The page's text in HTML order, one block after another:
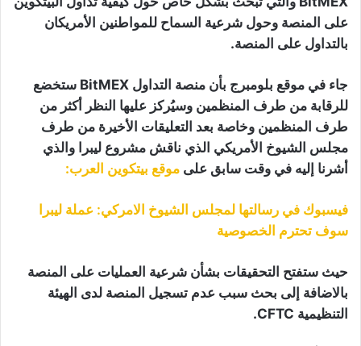
على المنصة وحول شرعية السماح للمواطنين الأمريكان
بالتداول على المنصة.
جاء في موقع بلومبرج بأن منصة التداول BitMEX ستخضع
للرقابة من طرف المنظمين وسيُركز عليها النظر أكثر من
طرف المنظمين وخاصة بعد التعليقات الأخيرة من طرف
مجلس الشيوخ الأمريكي الذي ناقش مشروع ليبرا والذي
أشرنا إليه في وقت سابق على موقع بيتكوين العرب:
فيسبوك في رسالتها لمجلس الشيوخ الامركي: عملة ليبرا
سوف تحترم الخصوصية
حيث ستفتح التحقيقات بشأن شرعية العمليات على المنصة
بالاضافة إلى بحث سبب عدم تسجيل المنصة لدى الهيئة
التنظيمية CFTC.